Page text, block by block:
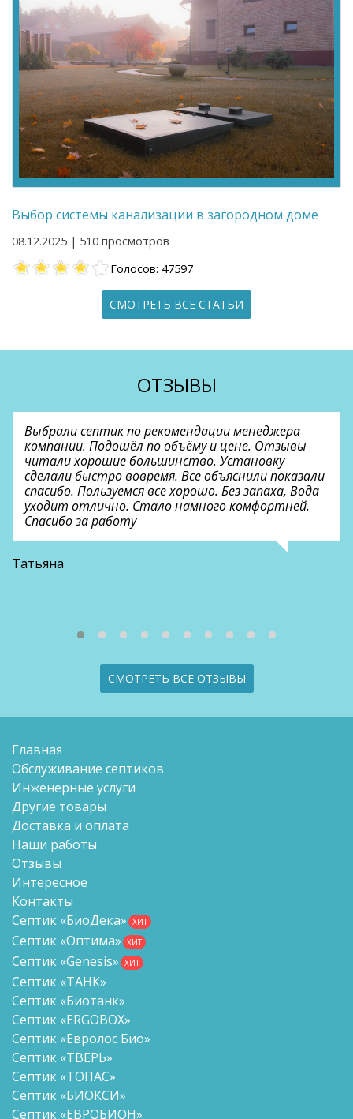
Выбор системы канализации в загородном доме
08.12.2025 | 510 просмотров
Голосов: 47597
СМОТРЕТЬ ВСЕ СТАТЬИ
ОТЗЫВЫ
Выбрали септик по рекомендации менеджера
компании. Подошёл по объёму и цене. Отзывы
читали хорошие большинство. Установку
сделали быстро вовремя. Все объяснили показали
спасибо. Пользуемся все хорошо. Без запаха, Вода
уходит отлично. Стало намного комфортней.
Спасибо за работу
Татьяна
СМОТРЕТЬ ВСЕ ОТЗЫВЫ
Главная
Обслуживание септиков
Инженерные услуги
Другие товары
Доставка и оплата
Наши работы
Отзывы
Интересное
Контакты
Септик «БиоДека» ХИТ
Септик «Оптима» ХИТ
Септик «Genesis» ХИТ
Септик «ТАНК»
Септик «Биотанк»
Септик «ERGOBOX»
Септик «Евролос Био»
Септик «ТВЕРЬ»
Септик «ТОПАС»
Септик «БИОКСИ»
Септик «ЕВРОБИОН»